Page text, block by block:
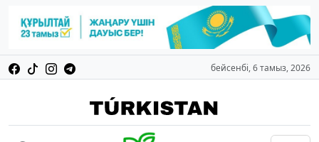
бейсенбі, 6 тамыз, 2026